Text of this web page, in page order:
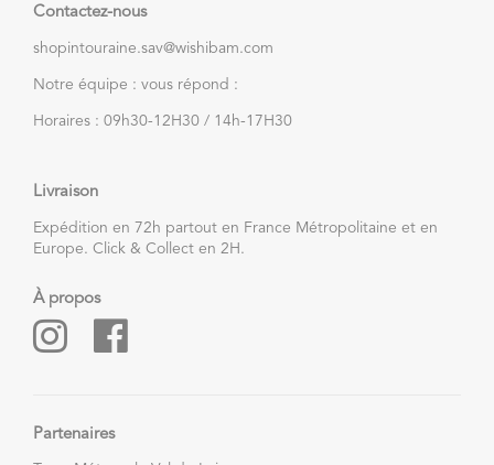
Contactez-nous
shopintouraine.sav@wishibam.com
Notre équipe : vous répond :
Horaires : 09h30-12H30 / 14h-17H30
Livraison
Expédition en 72h partout en France Métropolitaine et en
Europe. Click & Collect en 2H.
À propos
Partenaires